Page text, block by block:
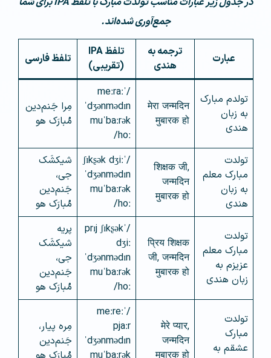
جمع‌آوری شده‌اند.
عبارت
ترجمه به
هندی
تلفظ IPA
(تقریبی)
تلفظ فارسی
تولدم مبارک
به زبان
هندی
मेरा जन्मदिन
मुबारक हो
/ˈmeːraː
ˈdʒənmədɪn
muˈbaːrək
hoː/
مِرا جَنم‌دین
مُبارَک هو
تولدت
مبارک معلم
به زبان
هندی
शिक्षक जी,
जन्मदिन
मुबारक हो
/ˈʃɪkʂək dʒiː
ˈdʒənmədɪn
muˈbaːrək
hoː/
شیکشَک
جی،
جَنم‌دین
مُبارَک هو
تولدت
مبارک معلم
عزیزم به
زبان هندی
प्रिय शिक्षक
जी, जन्मदिन
मुबारक हो
/ˈprɪj ʃɪkʂək
dʒiː
ˈdʒənmədɪn
muˈbaːrək
hoː/
پریه
شیکشَک
جی،
جَنم‌دین
مُبارَک هو
تولدت
مبارک
عشقم به
मेरे प्यार,
जन्मदिन
/ˈmeːreː
pjaːr
ˈdʒənmədɪn
مِره پیار،
جَنم‌دین